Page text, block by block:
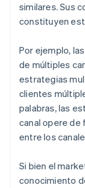
similares. Sus
constituyen
Por ejemplo,
de múltiples
estrategias
clientes
palabras, las
canal opere de
entre los
Si bien el
conocimiento